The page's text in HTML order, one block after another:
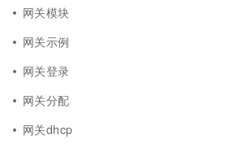
网关模块
网关示例
网关登录
网关分配
网关dhcp